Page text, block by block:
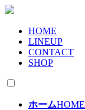
HOME
LINEUP
CONTACT
SHOP
ホームHOME